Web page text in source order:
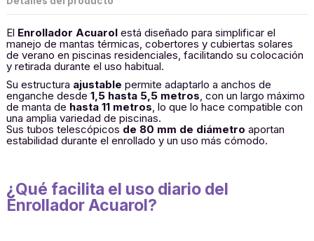
El Enrollador Acuarol está diseñado para simplificar el
manejo de mantas térmicas, cobertores y cubiertas solares
de verano en piscinas residenciales, facilitando su colocación
y retirada durante el uso habitual.
Su estructura ajustable permite adaptarlo a anchos de
enganche desde 1,5 hasta 5,5 metros, con un largo máximo
de manta de hasta 11 metros, lo que lo hace compatible con
una amplia variedad de piscinas.
Sus tubos telescópicos de 80 mm de diámetro aportan
estabilidad durante el enrollado y un uso más cómodo.
¿Qué facilita el uso diario del
Enrollador Acuarol?